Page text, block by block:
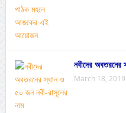
নবীদের অবতরনের
March 18, 2019